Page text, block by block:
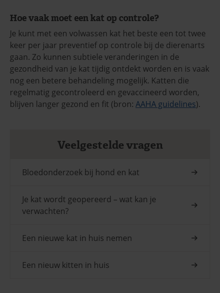
Hoe vaak moet een kat op controle?
Je kunt met een volwassen kat het beste een tot twee
keer per jaar preventief op controle bij de dierenarts
gaan. Zo kunnen subtiele veranderingen in de
gezondheid van je kat tijdig ontdekt worden en is vaak
nog een betere behandeling mogelijk. Katten die
regelmatig gecontroleerd en gevaccineerd worden,
blijven langer gezond en fit (bron: AAHA guidelines).
Veelgestelde vragen
Bloedonderzoek bij hond en kat
Je kat wordt geopereerd – wat kan je
verwachten?
Een nieuwe kat in huis nemen
Een nieuw kitten in huis